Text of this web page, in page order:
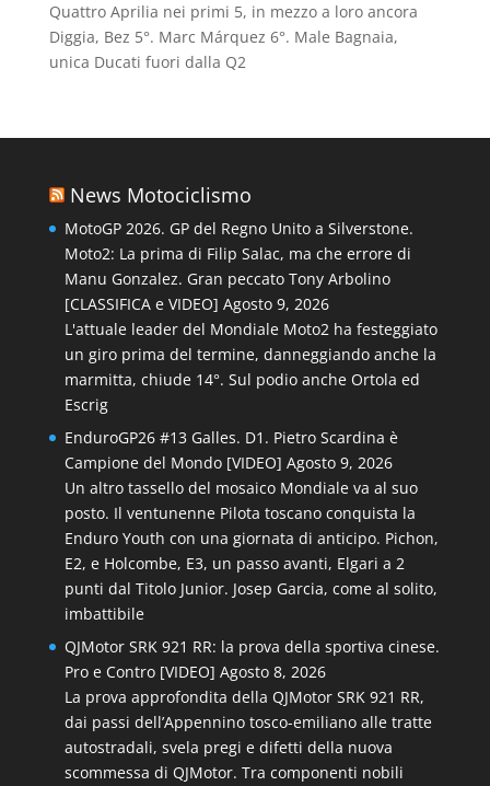
Quattro Aprilia nei primi 5, in mezzo a loro ancora
Diggia, Bez 5°. Marc Márquez 6°. Male Bagnaia,
unica Ducati fuori dalla Q2
News Motociclismo
MotoGP 2026. GP del Regno Unito a Silverstone.
Moto2: La prima di Filip Salac, ma che errore di
Manu Gonzalez. Gran peccato Tony Arbolino
[CLASSIFICA e VIDEO] Agosto 9, 2026
L'attuale leader del Mondiale Moto2 ha festeggiato
un giro prima del termine, danneggiando anche la
marmitta, chiude 14°. Sul podio anche Ortola ed
Escrig
EnduroGP26 #13 Galles. D1. Pietro Scardina è
Campione del Mondo [VIDEO] Agosto 9, 2026
Un altro tassello del mosaico Mondiale va al suo
posto. Il ventunenne Pilota toscano conquista la
Enduro Youth con una giornata di anticipo. Pichon,
E2, e Holcombe, E3, un passo avanti, Elgari a 2
punti dal Titolo Junior. Josep Garcia, come al solito,
imbattibile
QJMotor SRK 921 RR: la prova della sportiva cinese.
Pro e Contro [VIDEO] Agosto 8, 2026
La prova approfondita della QJMotor SRK 921 RR,
dai passi dell’Appennino tosco-emiliano alle tratte
autostradali, svela pregi e difetti della nuova
scommessa di QJMotor. Tra componenti nobili